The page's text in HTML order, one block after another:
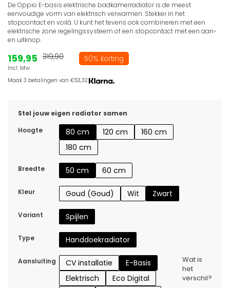
De Oppio E-basis elektrische badkamerradiator is de meest
eenvoudige vorm van elektrisch verwarmen. Stekker in het
stopcontact en voilà. U kunt het tevens ook combineren met een
elektrische zone regelingssysteem of een stopcontact met een aan-
en uitknop.
159,95
Incl. btw
319,90 50% korting
Maak 3 betalingen van €53,32.
Stel jouw eigen radiator samen
Hoogte
80 cm 120 cm
160 cm
180 cm
Breedte 50 cm 60 cm
Kleur Goud (Goud) Wit Zwart
Variant Spijlen
Type Handdoekradiator
Aansluiting CV installatie
E-Basis
Elektrisch
Eco Digital
Wat is
het
verschil?